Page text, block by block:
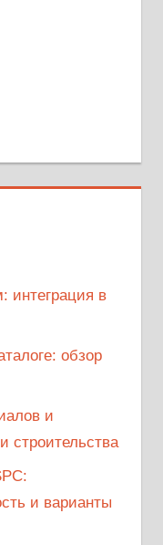
интеграция в
обзор
и
строительства
и варианты